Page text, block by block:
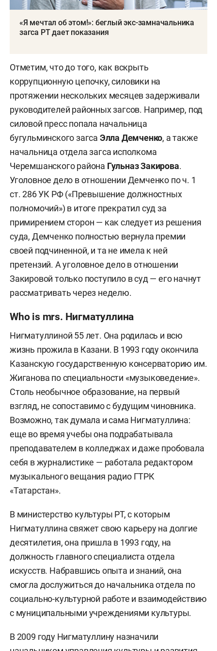
«Я мечтал об этом!»: беглый экс-замначальника
загса РТ дает показания
Отметим, что до того, как вскрыть
коррупционную цепочку, силовики на
протяжении нескольких месяцев задерживали
руководителей районных загсов. Например, под
силовой пресс попала начальница
бугульминского загса Элла Демченко, а также
начальница отдела загса исполкома
Черемшанского района Гульназ Закирова.
Уголовное дело в отношении Демченко по ч. 1
ст. 286 УК РФ («Превышение должностных
полномочий») в итоге прекратил суд за
примирением сторон — как следует из решения
суда, Демченко полностью вернула премии
своей подчиненной, и та не имела к ней
претензий. А уголовное дело в отношении
Закировой только поступило в суд — его начнут
рассматривать через неделю.
Who is mrs. Нигматуллина
Нигматуллиной 55 лет. Она родилась и всю
жизнь прожила в Казани. В 1993 году окончила
Казанскую государственную консерваторию им.
Жиганова по специальности «музыковедение».
Столь необычное образование, на первый
взгляд, не сопоставимо с будущим чиновника.
Возможно, так думала и сама Нигматуллина:
еще во время учебы она подрабатывала
преподавателем в колледжах и даже пробовала
себя в журналистике — работала редактором
музыкального вещания радио ГТРК
«Татарстан».
В министерство культуры РТ, с которым
Нигматуллина свяжет свою карьеру на долгие
десятилетия, она пришла в 1993 году, на
должность главного специалиста отдела
искусств. Набравшись опыта и знаний, она
смогла дослужиться до начальника отдела по
социально-культурной работе и взаимодействию
с муниципальными учреждениями культуры.
В 2009 году Нигматуллину назначили